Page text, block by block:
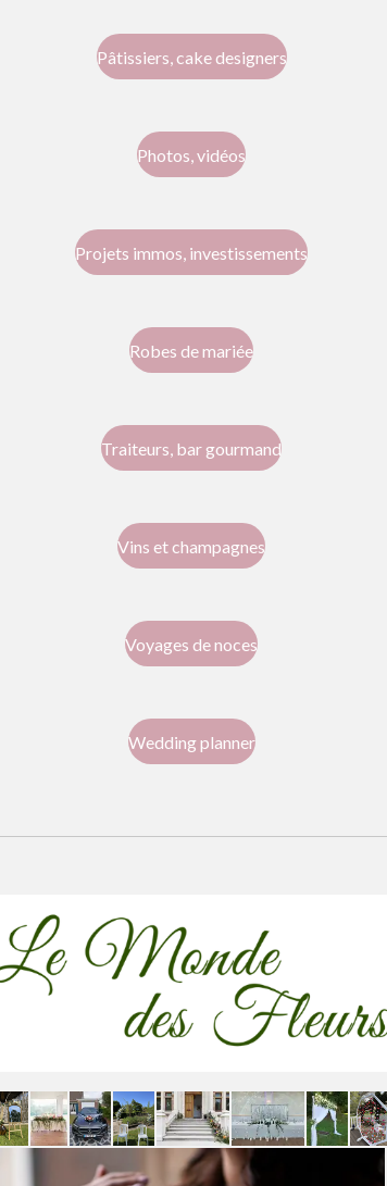
Pâtissiers, cake designers
Photos, vidéos
Projets immos, investissements
Robes de mariée
Traiteurs, bar gourmand
Vins et champagnes
Voyages de noces
Wedding planner